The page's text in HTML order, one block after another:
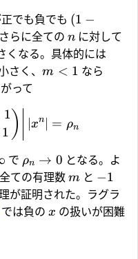
でも負でも (1 −
らに全ての nに対して
くなる。具体的には
さく、m < 1 なら
って
1
1 ) xn = ρn
で ρn → 0 となる。よ
ての有理数 mと −1
が証明された。ラグラ
では負の x の扱いが困難